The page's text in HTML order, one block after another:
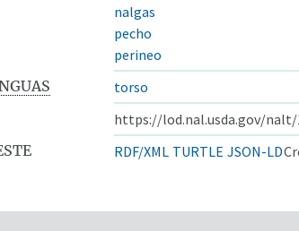
nalgas
pecho
perineo
torso
https://lod.nal.usda.gov/nalt/
RDF/XML TURTLE JSON-LD